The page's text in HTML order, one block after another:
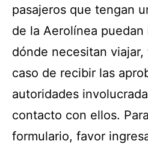
pasajeros que tengan
de la Aerolínea
dónde necesitan
caso de recibir las
autoridades
contacto con ellos.
formulario, favor